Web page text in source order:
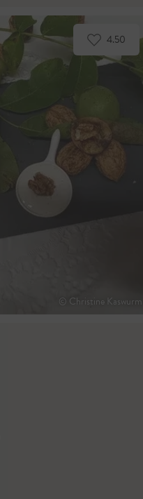
© Christine Kaswurm
4.50